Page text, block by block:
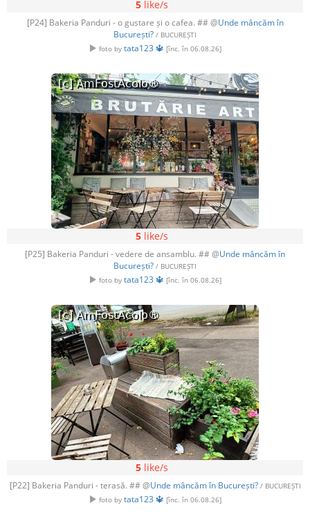
5like/s
[P24] Bakeria Panduri - o gustare și o cafea. ## @Unde mâncăm în
București? / BUCUREȘTI
foto by tata123 🔱 [înc. în 06.08.26]
5like/s
[P25] Bakeria Panduri - vedere de ansamblu. ## @Unde mâncăm în
București? / BUCUREȘTI
foto by tata123 🔱 [înc. în 06.08.26]
5like/s
[P22] Bakeria Panduri - terasă. ## @Unde mâncăm în București? / BUCUREȘTI
foto by tata123 🔱 [înc. în 06.08.26]